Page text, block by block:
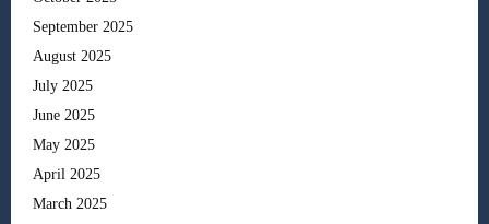
September 2025
August 2025
July 2025
June 2025
May 2025
April 2025
March 2025